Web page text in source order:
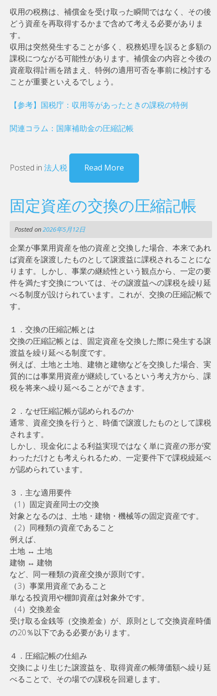
収用の税務は、補償金を受け取った瞬間ではなく、その後
どう資産を再取得するかまで含めて考える必要がありま
す。
収用は突然発生することが多く、税務処理を誤ると多額の
課税につながる可能性があります。補償金の内容と今後の
資産取得計画を踏まえ、特例の適用可否を事前に検討する
ことが重要といえるでしょう。
【参考】国税庁：収用等があったときの課税の特例
関連コラム：国庫補助金の圧縮記帳
Posted in 法人税 Read More
固定資産の交換の圧縮記帳
Posted on2026年5月12日
企業が事業用資産を他の資産と交換した場合、本来であれ
ば資産を譲渡したものとして譲渡益に課税されることにな
ります。しかし、事業の継続性という観点から、一定の要
件を満たす交換については、その譲渡益への課税を繰り延
べる制度が設けられています。これが、交換の圧縮記帳で
す。
１．交換の圧縮記帳とは
交換の圧縮記帳とは、固定資産を交換した際に発生する譲
渡益を繰り延べる制度です。
例えば、土地と土地、建物と建物などを交換した場合、実
質的には事業用資産が継続しているという考え方から、課
税を将来へ繰り延べることができます。
２．なぜ圧縮記帳が認められるのか
通常、資産交換を行うと、時価で譲渡したものとして課税
されます。
しかし、現金化による利益実現ではなく単に資産の形が変
わっただけとも考えられるため、一定要件下で課税繰延べ
が認められています。
３．主な適用要件
（1）固定資産同士の交換
対象となるのは、土地・建物・機械等の固定資産です。
（2）同種類の資産であること
例えば、
土地 ↔ 土地
建物 ↔ 建物
など、同一種類の資産交換が原則です。
（3）事業用資産であること
単なる投資用や棚卸資産は対象外です。
（4）交換差金
受け取る金銭等（交換差金）が、原則として交換資産時価
の20％以下である必要があります。
４．圧縮記帳の仕組み
交換により生じた譲渡益を、取得資産の帳簿価額へ繰り延
べることで、その場での課税を回避します。